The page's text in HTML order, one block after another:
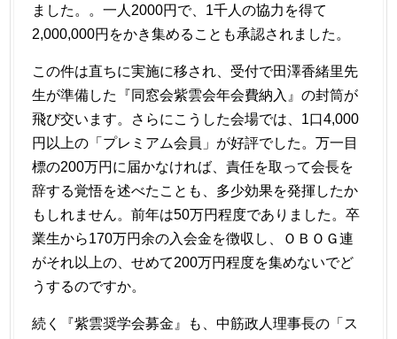
ました。。一人2000円で、1千人の協力を得て
2,000,000円をかき集めることも承認されました。
この件は直ちに実施に移され、受付で田澤香緒里先
生が準備した『同窓会紫雲会年会費納入』の封筒が
飛び交います。さらにこうした会場では、1口4,000
円以上の「プレミアム会員」が好評でした。万一目
標の200万円に届かなければ、責任を取って会長を
辞する覚悟を述べたことも、多少効果を発揮したか
もしれません。前年は50万円程度でありました。卒
業生から170万円余の入会金を徴収し、ＯＢＯＧ連
がそれ以上の、せめて200万円程度を集めないでど
うするのですか。
続く『紫雲奨学会募金』も、中筋政人理事長の「ス